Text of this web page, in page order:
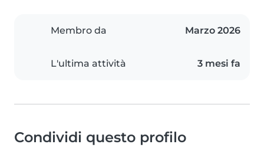
Membro da Marzo 2026
L'ultima attività 3 mesi fa
Condividi questo profilo